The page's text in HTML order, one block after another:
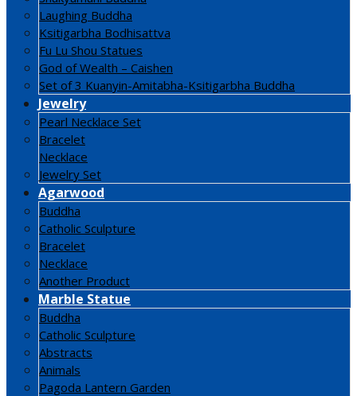
Laughing Buddha
Ksitigarbha Bodhisattva
Fu Lu Shou Statues
God of Wealth – Caishen
Set of 3 Kuanyin-Amitabha-Ksitigarbha Buddha
Jewelry
Pearl Necklace Set
Bracelet
Necklace
Jewelry Set
Agarwood
Buddha
Catholic Sculpture
Bracelet
Necklace
Another Product
Marble Statue
Buddha
Catholic Sculpture
Abstracts
Animals
Pagoda Lantern Garden